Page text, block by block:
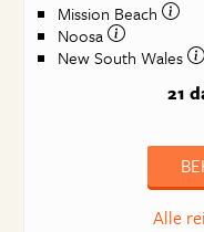
Mission Beach
Noosa
New South Wales
21
Alle